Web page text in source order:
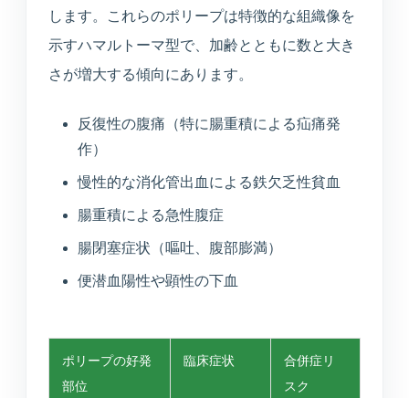
アクセス
所在地・駐車場・来院方法
採用情報
募集中の職種と応募方法
アクセス
お問い合わせ
します。これらのポリープは特徴的な組織像を
示すハマルトーマ型で、加齢とともに数と大き
さが増大する傾向にあります。
反復性の腹痛（特に腸重積による疝痛発
作）
慢性的な消化管出血による鉄欠乏性貧血
腸重積による急性腹症
腸閉塞症状（嘔吐、腹部膨満）
便潜血陽性や顕性の下血
ポリープの好発
部位
臨床症状
合併症リ
スク